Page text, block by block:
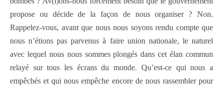
propose ou décide de la façon de nous organiser ? Non.
Rappelez-vous, avant que nous nous soyons rendu compte que
nous n’étions pas parvenus à faire union nationale, le naturel
avec lequel nous nous sommes plongés dans cet élan commun
relayé sur tous les écrans du monde. Qu’est-ce qui nous a
empêchés et qui nous empêche encore de nous rassembler pour